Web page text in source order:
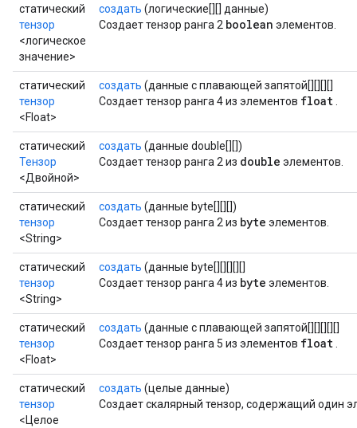
статический
тензор
<логическое
значение>
создать (логические[][] данные)
Создает тензор ранга 2 boolean элементов.
статический
тензор
<Float>
создать (данные с плавающей запятой[][][][]
Создает тензор ранга 4 из элементов float
статический
Тензор
<Двойной>
создать (данные double[][])
Создает тензор ранга 2 из double элементов.
статический
тензор
<String>
создать (данные byte[][][])
Создает тензор ранга 2 из byte элементов.
статический
тензор
<String>
создать (данные byte[][][][][]
Создает тензор ранга 4 из byte элементов.
статический
тензор
<Float>
создать (данные с плавающей запятой[][][][][]
Создает тензор ранга 5 из элементов float
статический
тензор
<Целое
создать (целые данные)
Создает скалярный тензор, содержащий один